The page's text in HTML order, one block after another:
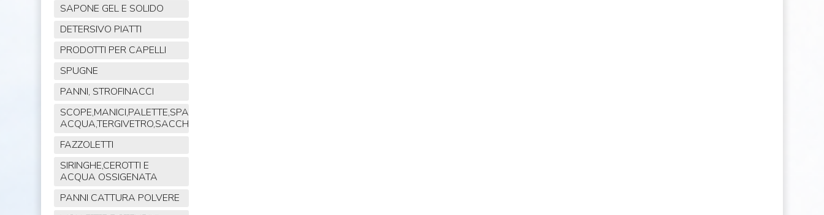
SAPONE GEL E SOLIDO
DETERSIVO PIATTI
PRODOTTI PER CAPELLI
SPUGNE
PANNI, STROFINACCI
SCOPE,MANICI,PALETTE,SPAZZOLE,TIRA
ACQUA,TERGIVETRO,SACCHI,MOP
FAZZOLETTI
SIRINGHE,CEROTTI E
ACQUA OSSIGENATA
PANNI CATTURA POLVERE